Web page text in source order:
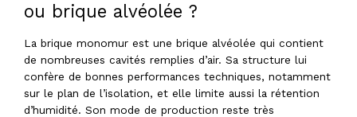
ou brique alvéolée ?
La brique monomur est une brique alvéolée qui contient
de nombreuses cavités remplies d’air. Sa structure lui
confère de bonnes performances techniques, notamment
sur le plan de l’isolation, et elle limite aussi la rétention
d’humidité. Son mode de production reste très